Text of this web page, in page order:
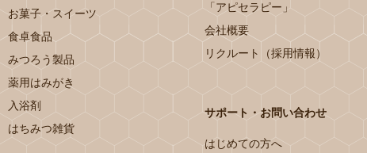
お菓子・スイーツ
食卓食品
みつろう製品
薬用はみがき
入浴剤
はちみつ雑貨
「アピセラピー」
会社概要
リクルート（採用情報）
サポート・お問い合わせ
はじめての方へ